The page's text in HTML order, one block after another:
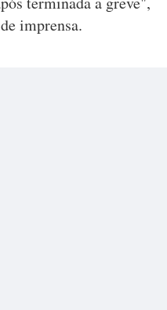
imprensa.